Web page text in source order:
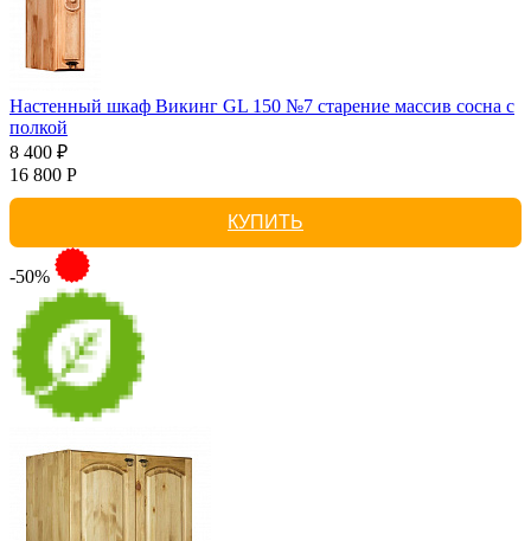
Настенный шкаф Викинг GL 150 №7 старение массив сосна с
полкой
8 400 ₽
16 800 Р
КУПИТЬ
-50%